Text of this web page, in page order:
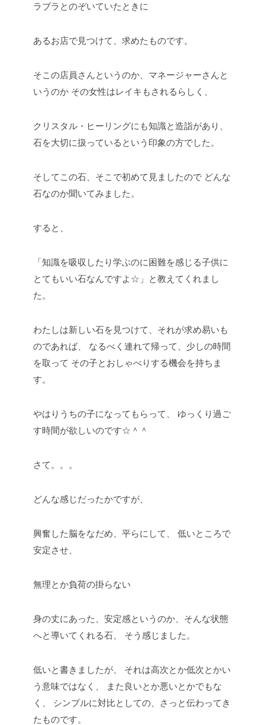
ラブラとのぞいていたときに
あるお店で見つけて、求めたものです。
そこの店員さんというのか、マネージャーさんと
いうのか その女性はレイキもされるらしく、
クリスタル・ヒーリングにも知識と造詣があり、
石を大切に扱っているという印象の方でした。
そしてこの石、そこで初めて見ましたので どんな
石なのか聞いてみました。
すると、
「知識を吸収したり学ぶのに困難を感じる子供に
とてもいい石なんですよ☆」と教えてくれまし
た。
わたしは新しい石を見つけて、それが求め易いも
のであれば、
なるべく連れて帰って、少しの時間
を取って その子とおしゃべりする機会を持ちま
す。
やはりうちの子になってもらって、
ゆっくり過ご
す時間が欲しいのです☆＾＾
さて。。。
どんな感じだったかですが、
興奮した脳をなだめ、平らにして、
低いところで
安定させ、
無理とか負荷の掛らない
身の丈にあった、安定感というのか、そんな状態
へと導いてくれる石、
そう感じました。
低いと書きましたが、
それは高次とか低次とかい
う意味ではなく、
また良いとか悪いとかでもな
く、
シンプルに対比としての、さっと伝わってき
たものです。